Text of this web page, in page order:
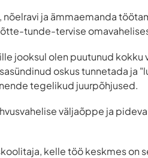
ja ämmaemanda
tunde-tervise
jooksul olen puutunud kokku
oskus tunnetada ja
tegelikud juurpõhjused.
väljaõppe ja
kelle töö keskmes on